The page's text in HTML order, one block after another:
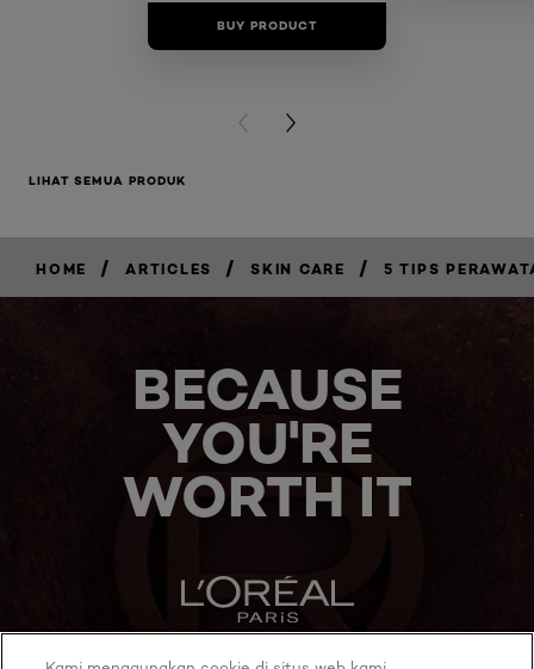
BUY PRODUCT
PREVIOUS CARD
NEXT CARD
LIHAT SEMUA PRODUK
HOME / ARTICLES / SKIN CARE / 5 TIPS
BECAUSE
YOU'RE
WORTH IT